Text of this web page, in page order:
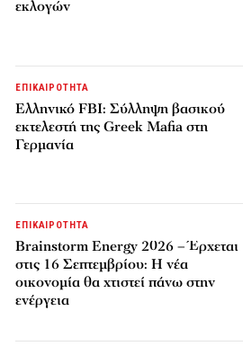
εκλογών
ΕΠΙΚΑΙΡΟΤΗΤΑ
Ελληνικό FBI: Σύλληψη βασικού
εκτελεστή της Greek Mafia στη
Γερμανία
ΕΠΙΚΑΙΡΟΤΗΤΑ
Brainstorm Energy 2026 – Έρχεται
στις 16 Σεπτεμβρίου: Η νέα
οικονομία θα χτιστεί πάνω στην
ενέργεια